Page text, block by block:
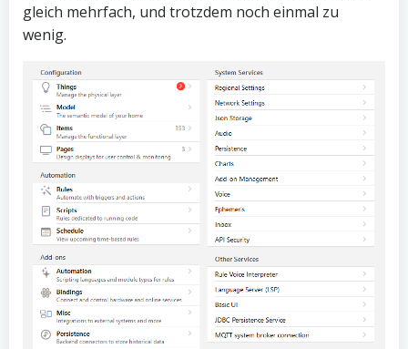
gleich mehrfach, und trotzdem noch einmal zu
wenig.